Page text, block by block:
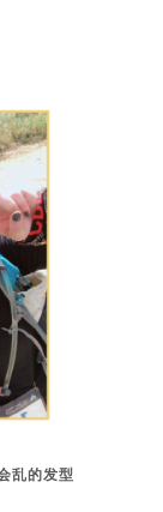
乱的发型